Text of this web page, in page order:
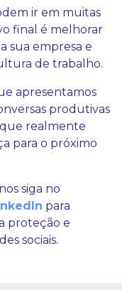
ir em muitas
final é melhorar
sua empresa e
de trabalho.
apresentamos
produtivas
realmente
para o próximo
siga no
para
proteção e
sociais.